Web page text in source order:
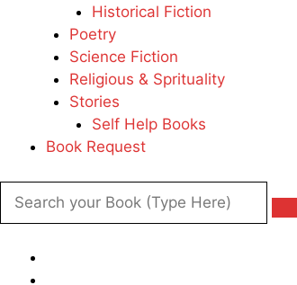
Historical Fiction
Poetry
Science Fiction
Religious & Sprituality
Stories
Self Help Books
Book Request